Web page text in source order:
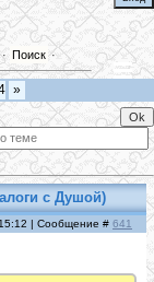
· Поиск·
»
с Душой)
| Сообщение # 641